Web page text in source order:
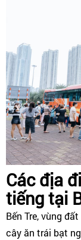
Các địa
tiếng tại
Bến Tre, vùng
cây ăn trái bạt